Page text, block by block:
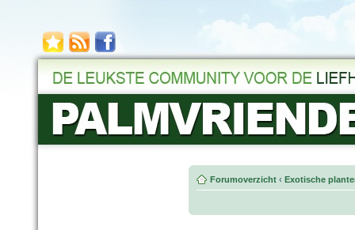
Forumoverzicht ‹ Exotische